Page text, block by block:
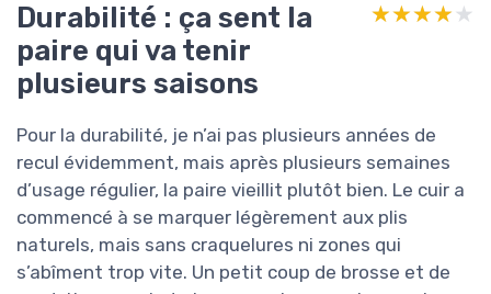
Durabilité : ça sent la
paire qui va tenir
plusieurs saisons
★★★★★
★★★★★
Pour la durabilité, je n’ai pas plusieurs années de
recul évidemment, mais après plusieurs semaines
d’usage régulier, la paire vieillit plutôt bien. Le cuir a
commencé à se marquer légèrement aux plis
naturels, mais sans craquelures ni zones qui
s’abîment trop vite. Un petit coup de brosse et de